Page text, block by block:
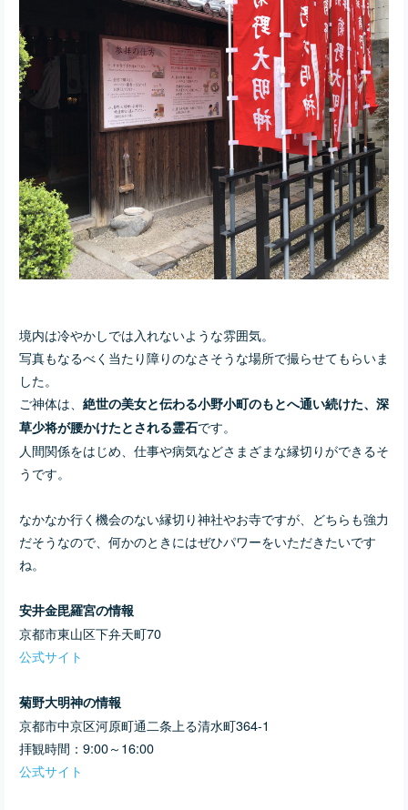
境内は冷やかしでは入れないような雰囲気。
写真もなるべく当たり障りのなさそうな場所で撮らせてもらいま
した。
ご神体は、 絶世の美女と伝わる小野小町のもとへ通い続けた、深
草少将が腰かけたとされる霊石です。
人間関係をはじめ、仕事や病気などさまざまな縁切りができるそ
うです。
なかなか行く機会のない縁切り神社やお寺ですが、どちらも強力
だそうなので、何かのときにはぜひパワーをいただきたいです
ね。
安井金毘羅宮の情報
京都市東山区下弁天町70
公式サイト
菊野大明神の情報
京都市中京区河原町通二条上る清水町364-1
拝観時間：9:00～16:00
公式サイト